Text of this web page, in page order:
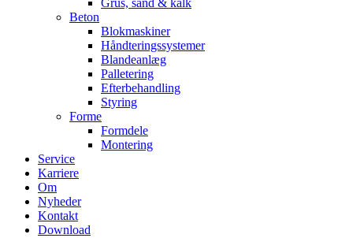
Grus, sand & kalk
Beton
Blokmaskiner
Håndteringssystemer
Blandeanlæg
Palletering
Efterbehandling
Styring
Forme
Formdele
Montering
Service
Karriere
Om
Nyheder
Kontakt
Download